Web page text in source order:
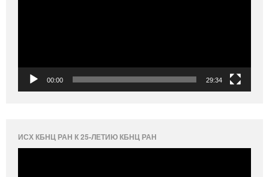
00:00 29:34
ИСХ КБНЦ РАН К 25-ЛЕТИЮ КБНЦ РАН